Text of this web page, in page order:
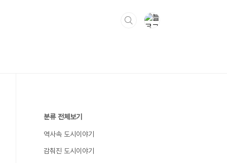
분류 전체보기
역사속 도시이야기
감춰진 도시이야기